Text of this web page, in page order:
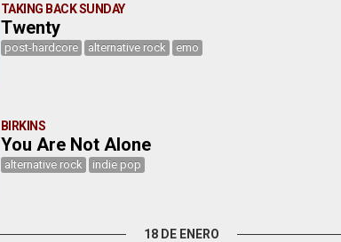
TAKING BACK SUNDAY
Twenty
post-hardcore alternative rock emo
BIRKINS
You Are Not Alone
alternative rock indie pop
18 DE ENERO